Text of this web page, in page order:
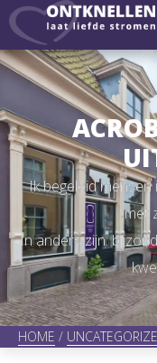
Ik begeleid mensen
met
In anders zijn:
HOME /